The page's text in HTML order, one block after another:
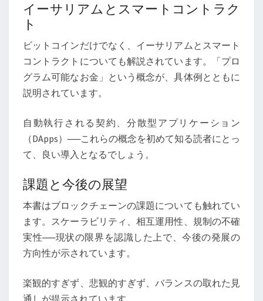
イーサリアムとスマートコントラク
ト
ビットコインだけでなく、イーサリアムとスマート
コントラクトについても解説されています。「プロ
グラム可能なお金」という概念が、具体例とともに
説明されています。
自動執行される契約、分散型アプリケーション
（DApps）──これらの概念を初めて知る読者にとっ
て、良い導入となるでしょう。
課題と今後の展望
本書はブロックチェーンの課題についても触れてい
ます。スケーラビリティ、相互運用性、規制の不確
実性──現状の限界を認識した上で、今後の発展の
方向性が示されています。
楽観的すぎず、悲観的すぎず、バランスの取れた見
通しが提示されています。